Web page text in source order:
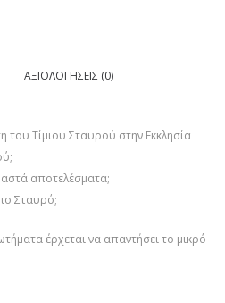
ΑΞΙΟΛΟΓΉΣΕΙΣ (0)
του Τίμιου Σταυρού στην Εκκλησία
αποτελέσματα;
Σταυρό;
έρχεται να απαντήσει το μικρό